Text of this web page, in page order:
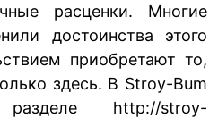
расценки. Многие
достоинства этого
приобретают то,
здесь. В Stroy-Bum
http://stroy-